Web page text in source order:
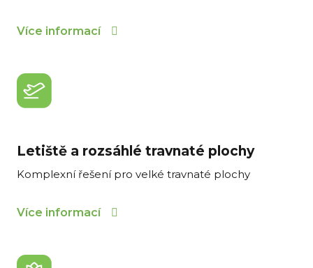
Více informací
Letiště a rozsáhlé travnaté plochy
Komplexní řešení pro velké travnaté plochy
Více informací